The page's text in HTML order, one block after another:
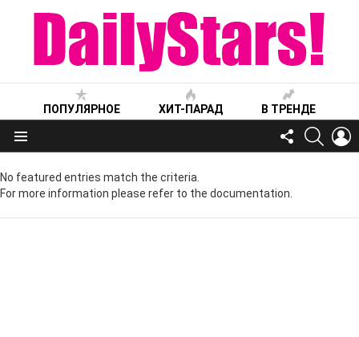
ПОПУЛЯРНОЕ ХИТ-ПАРАД В ТРЕНДЕ
Меню
FOLLOW
US
No featured entries match the criteria.
For more information please refer to the documentation.